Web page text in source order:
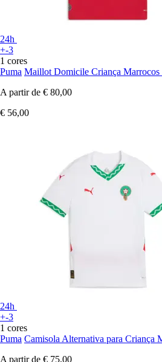
24h
+-3
1 cores
Puma Maillot Domicile Criança
A partir de € 80,00
€ 56,00
24h
+-3
1 cores
Puma Camisola Alternativa para Criança
A partir de € 75,00